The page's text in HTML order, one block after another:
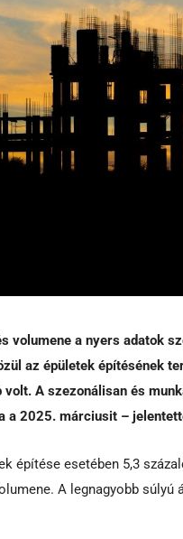
volumene a nyers adatok
az épületek építésének
A szezonálisan és
a 2025. márciusit –
építése esetében 5,3
A legnagyobb